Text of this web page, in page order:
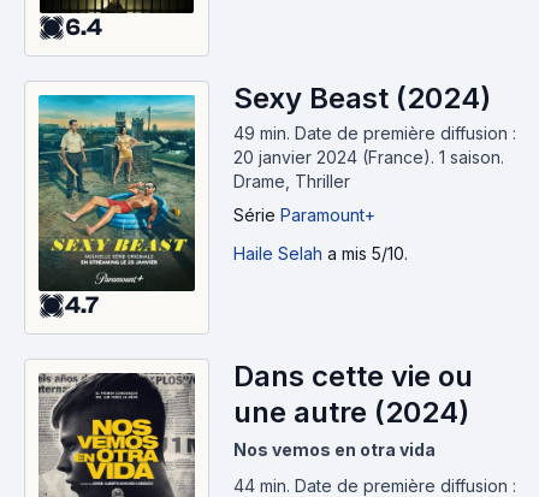
6.4
4.7
Sexy Beast (2024)
49 min. Date de première diffusion :
20 janvier 2024 (France). 1 saison.
Drame, Thriller
Série Paramount+
Haile Selah a mis 5/10.
Dans cette vie ou
une autre (2024)
Nos vemos en otra vida
44 min. Date de première diffusion :